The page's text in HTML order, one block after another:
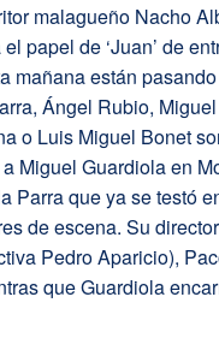
malagueño Nacho
papel de ‘Juan’ de
mañana están
Ángel Rubio,
o Luis Miguel Bonet
Miguel Guardiola en
Parra que ya se testó
de escena. Su
Pedro Aparicio),
que Guardiola